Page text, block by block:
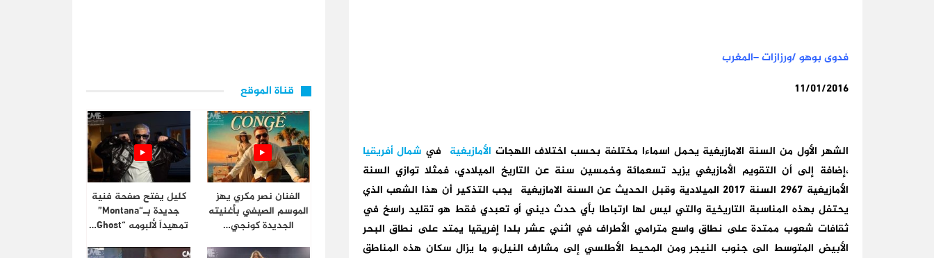
فدوى بوهو /ورزازات –المغرب
11/01/2016
الشهر الأول من السنة الامازيغية يحمل اسماءا مختلفة بحسب اختلاف اللهجات الأمازيغية في شمال أفريقيا
،إضافة إلى أن التقويم الأمازيغي يزيد تسعمائة وخمسين سنة عن التاريخ الميلادي، فمثلا توازي السنة
الأمازيغية 2967 السنة 2017 الميلادية وقبل الحديث عن السنة الامازيغية يجب التذكير أن هذا الشعب الذي
يحتفل بهذه المناسبة التاريخية والتي ليس لها ارتباطا بأي حدث ديني أو تعبدي فقط هو تقليد راسخ في
ثقافات شعوب ممتدة على نطاق واسع مترامي الأطراف في اثني عشر بلدا إفريقيا يمتد على نطاق البحر
الأبيض المتوسط الى جنوب النيجر ومن المحيط الأطلسي إلى مشارف النيل،و ما يزال سكان هذه المناطق
قناة الموقع
الفنان نصر مكري يهز
الموسم الصيفي بأغنيته
الجديدة كونجي…
كليل يفتح صفحة فنية
جديدة بـ“Montana”
تمهيداً لألبومه “Ghost…